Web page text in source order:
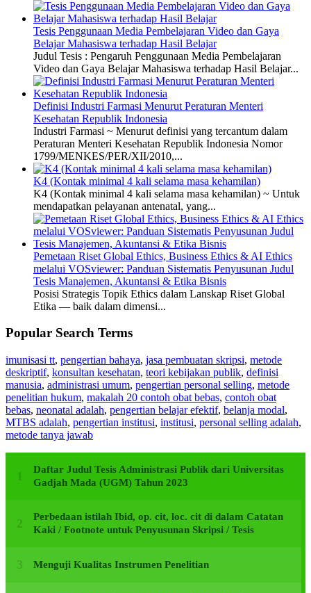
Tesis Penggunaan Media Pembelajaran Video dan Gaya
Belajar Mahasiswa terhadap Hasil Belajar
Judul Tesis : Pengaruh Penggunaan Media Pembelajaran
Video dan Gaya Belajar Mahasiswa terhadap Hasil Belajar...
Definisi Industri Farmasi Menurut Peraturan Menteri
Kesehatan Republik Indonesia
Industri Farmasi ~ Menurut definisi yang tercantum dalam
Peraturan Menteri Kesehatan Republik Indonesia Nomor
1799/MENKES/PER/XII/2010,...
K4 (Kontak minimal 4 kali selama masa kehamilan)
K4 (Kontak minimal 4 kali selama masa kehamilan) ~ Untuk
mendapatkan pelayanan antenatal, yang...
Pemetaan Riset Global Ethics, Business Ethics & AI Ethics
melalui VOSviewer: Panduan Sistematis Penyusunan Judul
Tesis Manajemen, Akuntansi & Etika Bisnis
Posisi Strategis Topik Ethics dalam Lanskap Riset Global
Etika — baik dalam dimensi...
Popular Search Terms
imunisasi tt, pengertian bahaya, jasa pembuatan skripsi, metode
deskriptif, konsultan kesehatan, teori kebijakan publik, definisi
manusia, administrasi umum, pengertian personal selling, metode
penelitian hukum, makalah 20 contoh obat bebas, contoh obat
bebas, neonatal adalah, pengertian belajar efektif, belanja modal,
MTBS adalah, pengertian institusi, institusi, personal selling adalah,
metode tanya jawab
Daftar Judul Tesis Administrasi Publik dari Universitas
Gadjah Mada (UGM) Tahun 2023
Perbedaan istilah Ibid, op. cit, loc. cit di dalam Catatan
Kaki / Footnote untuk Penyusunan Skripsi / Tesis
Menguji Kualitas Instrumen Penelitian